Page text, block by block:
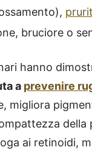
bruciore o
hanno
a prevenire
migliora
della
ai retinoidi,